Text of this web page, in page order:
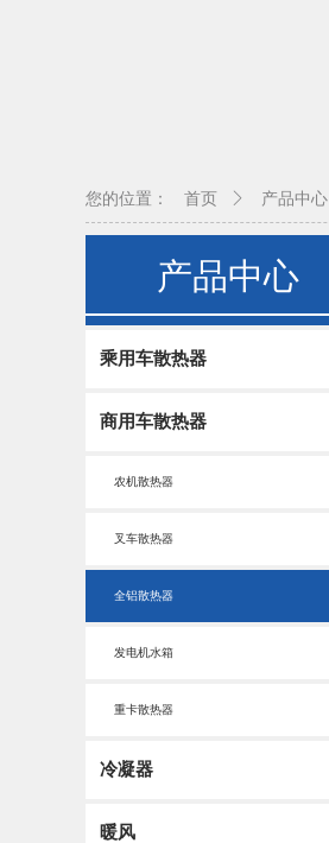
您的位置： 首页 产品中心
产品中心
乘用车散热器
商用车散热器
农机散热器
叉车散热器
全铝散热器
发电机水箱
重卡散热器
冷凝器
暖风